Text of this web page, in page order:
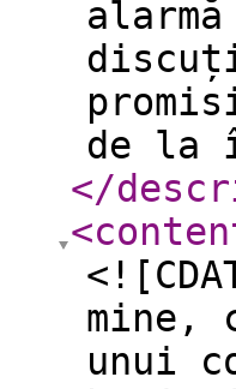
de la
</
mine,
unui